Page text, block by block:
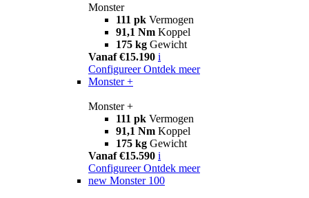
Monster
111 pk Vermogen
91,1 Nm Koppel
175 kg Gewicht
Vanaf €15.190 i
Configureer Ontdek meer
Monster +
Monster +
111 pk Vermogen
91,1 Nm Koppel
175 kg Gewicht
Vanaf €15.590 i
Configureer Ontdek meer
new Monster 100